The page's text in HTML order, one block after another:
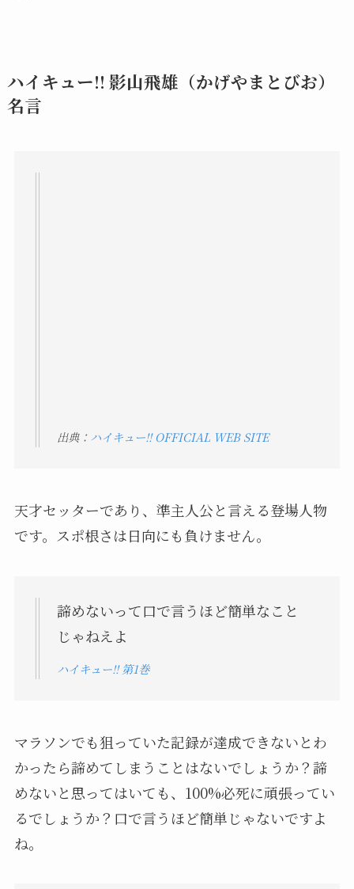
ハイキュー!! 影山飛雄（かげやまとびお）
名言
出典： ハイキュー!! OFFICIAL WEB SITE
天才セッターであり、準主人公と言える登場人物
です。スポ根さは日向にも負けません。
諦めないって口で言うほど簡単なこと
じゃねえよ
ハイキュー!! 第1巻
マラソンでも狙っていた記録が達成できないとわ
かったら諦めてしまうことはないでしょうか？諦
めないと思ってはいても、100%必死に頑張ってい
るでしょうか？口で言うほど簡単じゃないですよ
ね。